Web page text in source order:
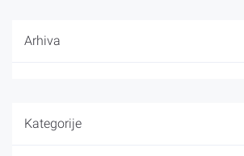
Arhiva
Kategorije